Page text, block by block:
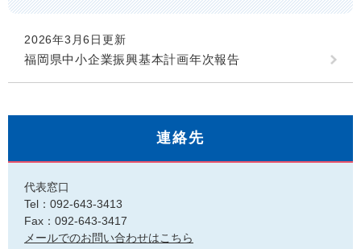
2026年3月6日更新
福岡県中小企業振興基本計画年次報告
連絡先
代表窓口
Tel：092-643-3413
Fax：092-643-3417
メールでのお問い合わせはこちら